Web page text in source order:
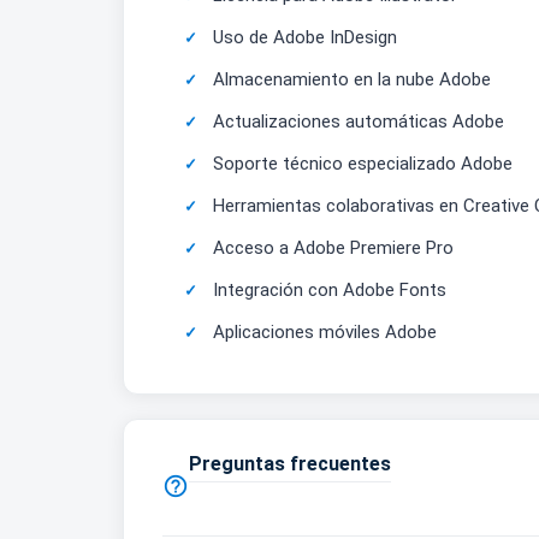
Uso de Adobe InDesign
Almacenamiento en la nube Adobe
Actualizaciones automáticas Adobe
Soporte técnico especializado Adobe
Herramientas colaborativas en Creative
Acceso a Adobe Premiere Pro
Integración con Adobe Fonts
Aplicaciones móviles Adobe

Preguntas frecuentes